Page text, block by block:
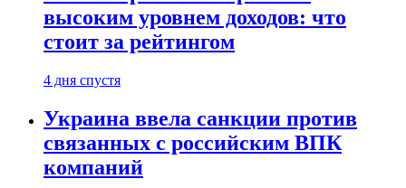
высоким уровнем доходов: что
стоит за рейтингом
4 дня спустя
Украина ввела санкции против
связанных с российским ВПК
компаний